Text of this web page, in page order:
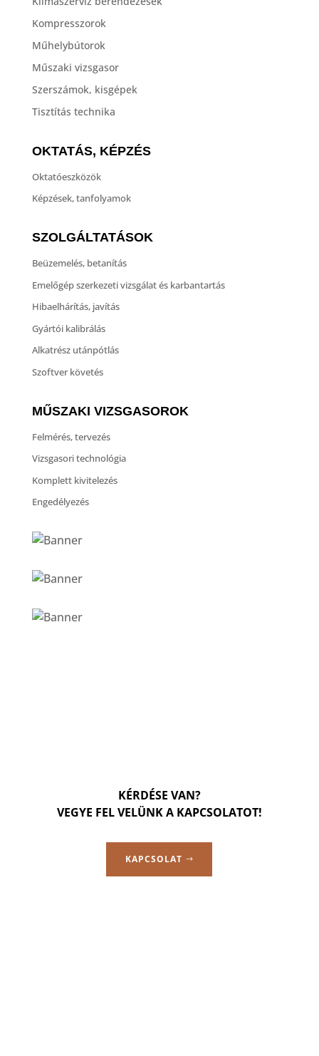
Kompresszorok
Műhelybútorok
Műszaki vizsgasor
Szerszámok, kisgépek
Tisztítás technika
OKTATÁS, KÉPZÉS
Oktatóeszközök
Képzések, tanfolyamok
SZOLGÁLTATÁSOK
Beüzemelés, betanítás
Emelőgép szerkezeti vizsgálat és karbantartás
Hibaelhárítás, javítás
Gyártói kalibrálás
Alkatrész utánpótlás
Szoftver követés
MŰSZAKI VIZSGASOROK
Felmérés, tervezés
Vizsgasori technológia
Komplett kivitelezés
Engedélyezés
KÉRDÉSE VAN?
VEGYE FEL VELÜNK A KAPCSOLATOT!
KAPCSOLAT